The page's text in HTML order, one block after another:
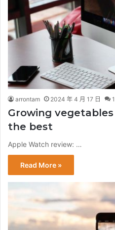
arrontam 2024 年 4 月 17 日 1
Growing
the best
Apple Watch review: …
Read More »